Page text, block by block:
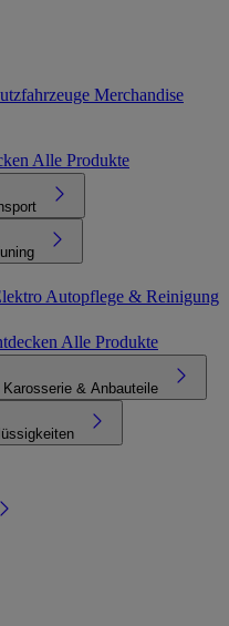
Merchandise
Alle Produkte
Autopflege & Reinigung
Alle Produkte
Karosserie & Anbauteile